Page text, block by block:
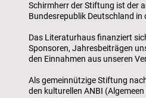
Schirmherr der Stiftung ist der
Bundesrepublik Deutschland in
Das Literaturhaus finanziert
Sponsoren, Jahresbeiträgen
den Einnahmen aus unseren
Als gemeinnützige Stiftung
den kulturellen ANBI